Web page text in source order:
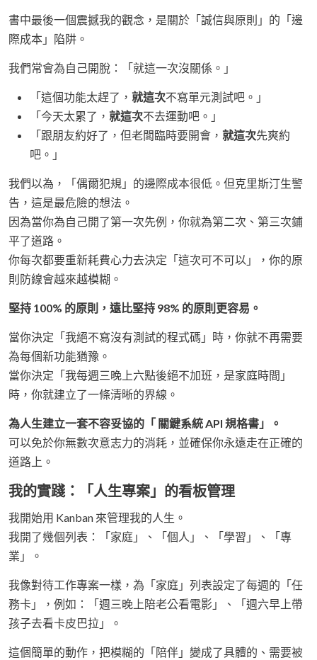
書中最後一個震撼我的觀念，是關於「誠信與原則」的「邊
際成本」陷阱。
我們常會為自己開脫：「就這一次沒關係。」
「這個功能太趕了， 就這次不寫單元測試吧。」
「今天太累了， 就這次不去運動吧。」
「跟朋友約好了，但老闆臨時要開會， 就這次先爽約
吧。」
我們以為，「偶爾犯規」的邊際成本很低。但克里斯汀生警
告，這是最危險的想法。
因為當你為自己開了第一次先例，你就為第二次、第三次鋪
平了道路。
你每次都要重新耗費心力去決定「這次可不可以」，你的原
則防線會越來越模糊。
堅持 100% 的原則，遠比堅持 98% 的原則更容易。
當你決定「我絕不寫沒有測試的程式碼」時，你就不再需要
為每個新功能猶豫。
當你決定「我每週三晚上六點後絕不加班，是家庭時間」
時，你就建立了一條清晰的界線。
為人生建立一套不容妥協的「 關鍵系統 API 規格書」。
可以免於你無數次意志力的消耗，並確保你永遠走在正確的
道路上。
我的實踐：「人生專案」的看板管理
我開始用 Kanban 來管理我的人生。
我開了幾個列表：「家庭」、「個人」、「學習」、「專
業」。
我像對待工作專案一樣，為「家庭」列表設定了每週的「任
務卡」，例如：「週三晚上陪老公看電影」、「週六早上帶
孩子去看卡皮巴拉」。
這個簡單的動作，把模糊的「陪伴」變成了具體的、需要被